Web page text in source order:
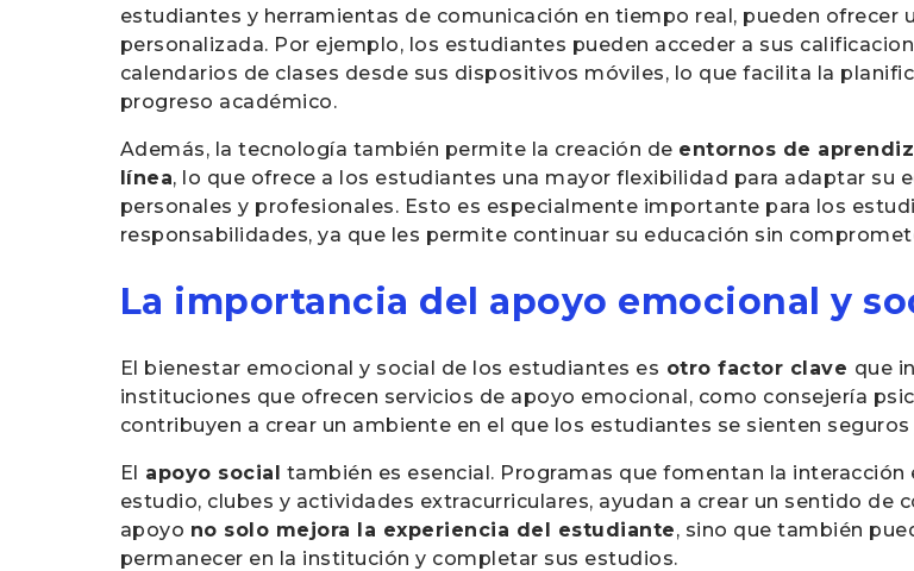
estudiantes y herramientas de comunicación en tiempo real, pueden ofrecer
personalizada. Por ejemplo, los estudiantes pueden acceder a sus
calendarios de clases desde sus dispositivos móviles, lo que facilita la
progreso académico.
Además, la tecnología también permite la creación de entornos de
línea, lo que ofrece a los estudiantes una mayor flexibilidad para adaptar su
personales y profesionales. Esto es especialmente importante para los
responsabilidades, ya que les permite continuar su educación sin
La importancia del apoyo emocional y
El bienestar emocional y social de los estudiantes es otro factor clave que
instituciones que ofrecen servicios de apoyo emocional, como consejería
contribuyen a crear un ambiente en el que los estudiantes se sienten
El apoyo social también es esencial. Programas que fomentan la
estudio, clubes y actividades extracurriculares, ayudan a crear un sentido de
apoyo no solo mejora la experiencia del estudiante, sino que también
permanecer en la institución y completar sus estudios.